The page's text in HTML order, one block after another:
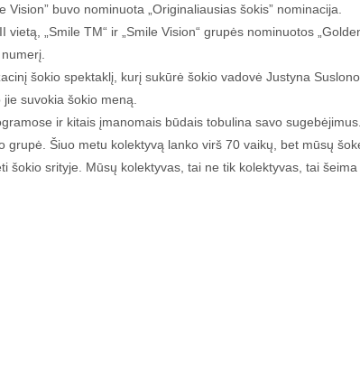
buvo nominuota „Originaliausias šokis” nominacija.
„Smile TM“ ir „Smile Vision“ grupės nominuotos
šokio spektaklį, kurį sukūrė šokio vadovė Justyna
suvokia šokio meną.
ir kitais įmanomais būdais tobulina savo sugebėjimus.
Šiuo metu kolektyvą lanko virš 70 vaikų, bet mūsų
srityje. Mūsų kolektyvas, tai ne tik kolektyvas, tai